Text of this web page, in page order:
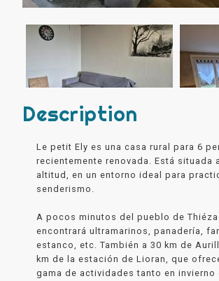
Description
Le petit Ely es una casa rural para 6
recientemente renovada. Está situada
altitud, en un entorno ideal para
senderismo.
A pocos minutos del pueblo de
encontrará ultramarinos, panadería,
estanco, etc. También a 30 km de
km de la estación de Lioran, que
gama de actividades tanto en invierno